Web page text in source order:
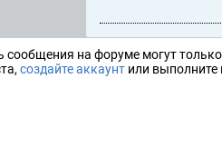
сообщения на форуме могут
создайте аккаунт или выполните